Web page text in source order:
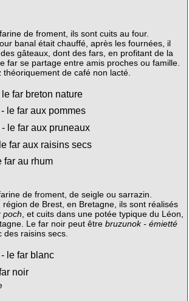
de froment, ils sont cuits au four.
banal était chauffé, après les fournées, il
gâteaux, dont des fars, en profitant de la
far se partage entre amis proches ou famille.
théoriquement de café non lacté.
far breton nature
le far aux pommes
le far aux pruneaux
far aux raisins secs
far au rhum
de froment, de seigle ou sarrazin.
de Brest, en Bretagne, ils sont réalisés
poch , et cuits dans une potée typique du Léon,
Le far noir peut être bruzunok - émietté
raisins secs.
le far blanc
noir